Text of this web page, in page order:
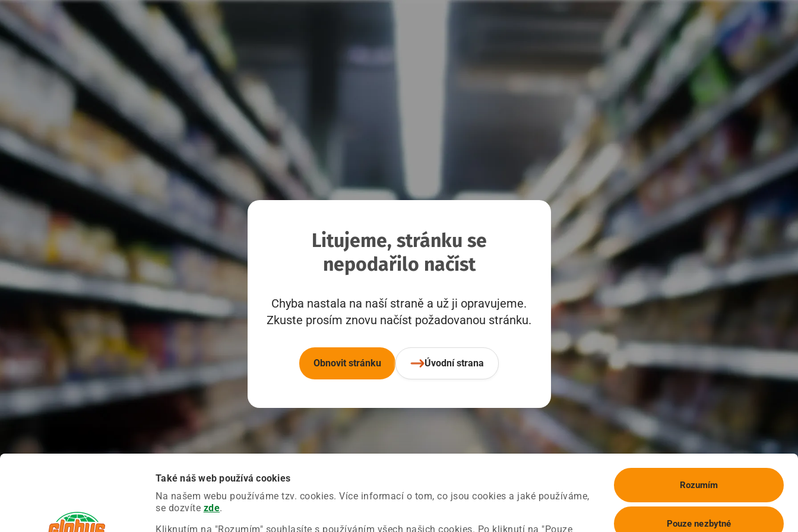
Také náš web používá cookies
Na našem webu používáme tzv. cookies. Více informací o tom, co jsou cookies a jaké používáme,
se dozvíte zde.
Kliknutím na "Rozumím" souhlasíte s používáním všech našich cookies. Po kliknutí na "Pouze
Rozumím
Pouze nezbytné
Litujeme, stránku se
nepodařilo načíst
Chyba nastala na naší straně a už ji opravujeme.
Zkuste prosím znovu načíst požadovanou stránku.
Obnovit stránku Úvodní strana